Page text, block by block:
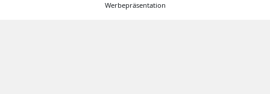
Werbepräsentation